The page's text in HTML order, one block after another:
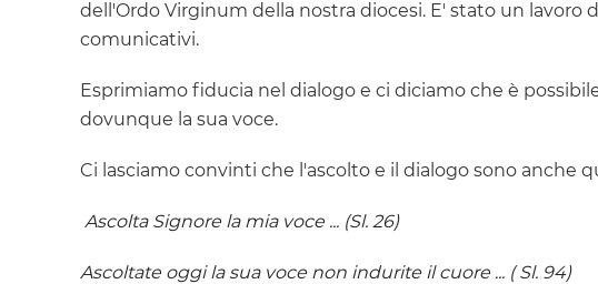
dell'Ordo Virginum della nostra diocesi. E' stato un
comunicativi.
Esprimiamo fiducia nel dialogo e ci diciamo che è
dovunque la sua voce.
Ci lasciamo convinti che l'ascolto e il dialogo sono anche
Ascolta Signore la mia voce ... (Sl. 26)
Ascoltate oggi la sua voce non indurite il cuore ... ( Sl. 94)